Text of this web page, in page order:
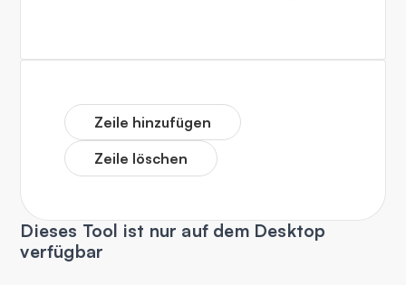
Zeile hinzufügen
Zeile löschen
Dieses Tool ist nur auf dem Desktop
verfügbar